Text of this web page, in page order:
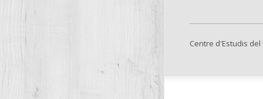
Centre d'Estudis